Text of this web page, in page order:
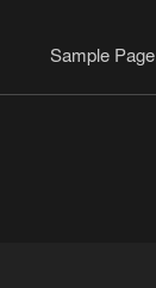
Sample Page